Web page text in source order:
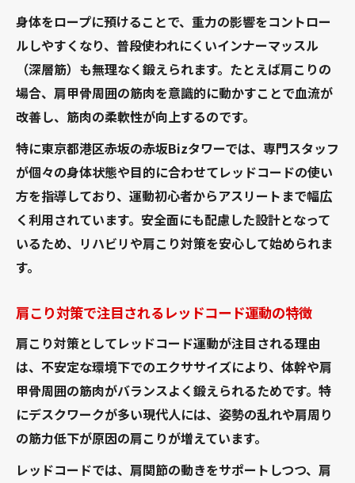
身体をロープに預けることで、重力の影響をコントロー
ルしやすくなり、普段使われにくいインナーマッスル
（深層筋）も無理なく鍛えられます。たとえば肩こりの
場合、肩甲骨周囲の筋肉を意識的に動かすことで血流が
改善し、筋肉の柔軟性が向上するのです。
特に東京都港区赤坂の赤坂Bizタワーでは、専門スタッフ
が個々の身体状態や目的に合わせてレッドコードの使い
方を指導しており、運動初心者からアスリートまで幅広
く利用されています。安全面にも配慮した設計となって
いるため、リハビリや肩こり対策を安心して始められま
す。
肩こり対策で注目されるレッドコード運動の特徴
肩こり対策としてレッドコード運動が注目される理由
は、不安定な環境下でのエクササイズにより、体幹や肩
甲骨周囲の筋肉がバランスよく鍛えられるためです。特
にデスクワークが多い現代人には、姿勢の乱れや肩周り
の筋力低下が原因の肩こりが増えています。
レッドコードでは、肩関節の動きをサポートしつつ、肩